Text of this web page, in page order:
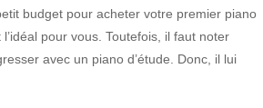
budget pour acheter votre premier piano
pour vous. Toutefois, il faut noter
avec un piano d’étude. Donc, il lui